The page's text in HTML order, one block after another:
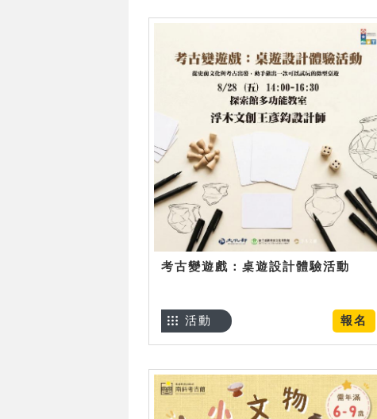
考古變遊戲：桌遊設計體驗活動
報名
活動